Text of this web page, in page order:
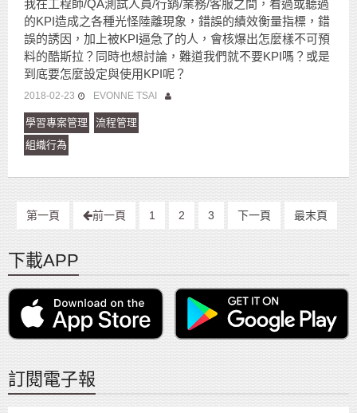
我在工程師/QA測試人員/行銷/業務/客服之間，看過或聽過
的KPI造成之各種光怪陸離現象，錯誤的績效衡量指標，錯
誤的誘因，加上被KPI逼急了的人，會核爆出怎麼樣不可預
料的酷斯拉？同時也想討論，難道我們就不要KPI嗎？或是
到底要怎麼設定與使用KPI呢？
2018-02-23 EVONNE TSAI
學習專案管理
流程管理
組織行為
第一頁 前一頁 1 2 3 下一頁 最末頁
下載APP
訂閱電子報